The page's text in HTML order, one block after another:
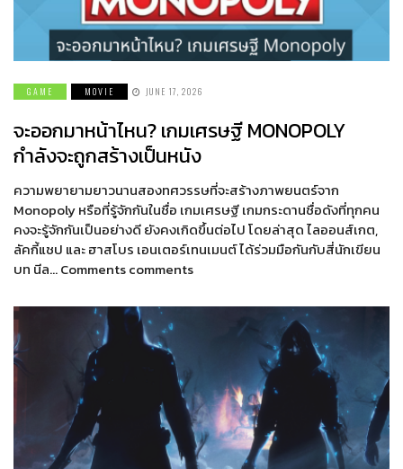
GAME MOVIE JUNE 17, 2026
จะออกมาหน้าไหน? เกมเศรษฐี MONOPOLY
กำลังจะถูกสร้างเป็นหนัง
ความพยายามยาวนานสองทศวรรษที่จะสร้างภาพยนตร์จาก
Monopoly หรือที่รู้จักกันในชื่อ เกมเศรษฐี เกมกระดานชื่อดังที่ทุกคน
คงจะรู้จักกันเป็นอย่างดี ยังคงเกิดขึ้นต่อไป โดยล่าสุด ไลออนส์เกต,
ลัคกี้แชป และ ฮาสโบร เอนเตอร์เทนเมนต์ ได้ร่วมมือกันกับสี่นักเขียน
บท นีล… Comments comments